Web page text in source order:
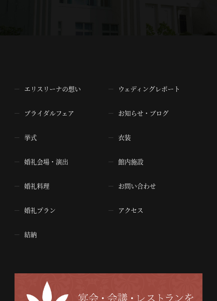
エリスリーナの想い
ブライダルフェア
挙式
婚礼会場・演出
婚礼料理
婚礼プラン
結納
ウェディングレポート
お知らせ・ブログ
衣装
館内施設
お問い合わせ
アクセス